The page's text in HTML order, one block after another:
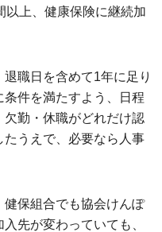
以上、健康保険に継続加
職日を含めて1年に足り
件を満たすよう、日程
欠勤・休職がどれだけ認
うえで、必要なら人事
健保組合でも協会けんぽ
先が変わっていても、